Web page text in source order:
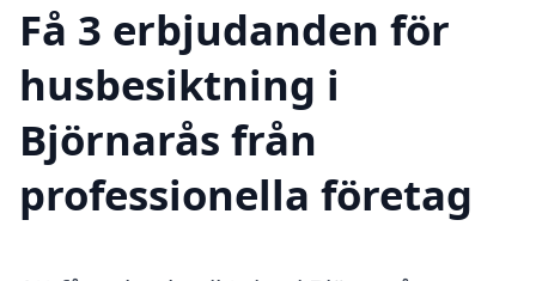
Få 3 erbjudanden för
husbesiktning i
Björnarås från
professionella företag